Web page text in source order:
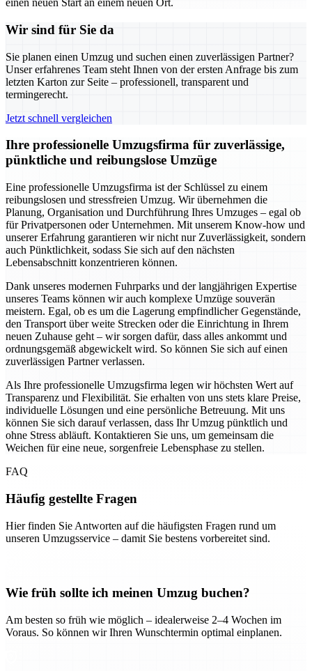
einen neuen Start an einem neuen Ort.
Wir sind für Sie da
Sie planen einen Umzug und suchen einen zuverlässigen Partner?
Unser erfahrenes Team steht Ihnen von der ersten Anfrage bis zum
letzten Karton zur Seite – professionell, transparent und
termingerecht.
Jetzt schnell vergleichen
Ihre professionelle Umzugsfirma für zuverlässige,
pünktliche und reibungslose Umzüge
Eine professionelle Umzugsfirma ist der Schlüssel zu einem
reibungslosen und stressfreien Umzug. Wir übernehmen die
Planung, Organisation und Durchführung Ihres Umzuges – egal ob
für Privatpersonen oder Unternehmen. Mit unserem Know-how und
unserer Erfahrung garantieren wir nicht nur Zuverlässigkeit, sondern
auch Pünktlichkeit, sodass Sie sich auf den nächsten
Lebensabschnitt konzentrieren können.
Dank unseres modernen Fuhrparks und der langjährigen Expertise
unseres Teams können wir auch komplexe Umzüge souverän
meistern. Egal, ob es um die Lagerung empfindlicher Gegenstände,
den Transport über weite Strecken oder die Einrichtung in Ihrem
neuen Zuhause geht – wir sorgen dafür, dass alles ankommt und
ordnungsgemäß abgewickelt wird. So können Sie sich auf einen
zuverlässigen Partner verlassen.
Als Ihre professionelle Umzugsfirma legen wir höchsten Wert auf
Transparenz und Flexibilität. Sie erhalten von uns stets klare Preise,
individuelle Lösungen und eine persönliche Betreuung. Mit uns
können Sie sich darauf verlassen, dass Ihr Umzug pünktlich und
ohne Stress abläuft. Kontaktieren Sie uns, um gemeinsam die
Weichen für eine neue, sorgenfreie Lebensphase zu stellen.
FAQ
Häufig gestellte Fragen
Hier finden Sie Antworten auf die häufigsten Fragen rund um
unseren Umzugsservice – damit Sie bestens vorbereitet sind.
Wie früh sollte ich meinen Umzug buchen?
Am besten so früh wie möglich – idealerweise 2–4 Wochen im
Voraus. So können wir Ihren Wunschtermin optimal einplanen.